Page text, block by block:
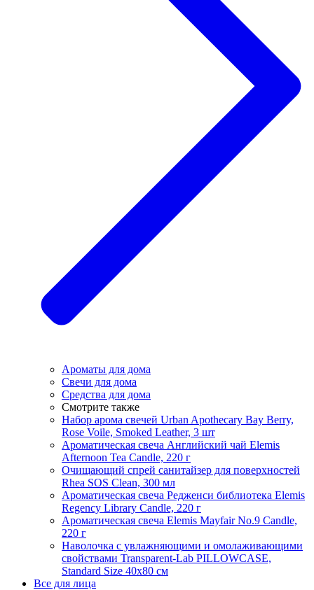
Ароматы для дома
Свечи для дома
Средства для дома
Смотрите также
Набор арома свечей Urban Apothecary Bay Berry,
Rose Voile, Smoked Leather, 3 шт
Ароматическая свеча Английский чай Elemis
Afternoon Tea Candle, 220 г
Очищающий спрей санитайзер для поверхностей
Rhea SOS Clean, 300 мл
Ароматическая свеча Редженси библиотека Elemis
Regency Library Candle, 220 г
Ароматическая свеча Elemis Mayfair No.9 Candle,
220 г
Наволочка с увлажняющими и омолаживающими
свойствами Transparent-Lab PILLOWCASE,
Standard Size 40x80 см
Все для лица